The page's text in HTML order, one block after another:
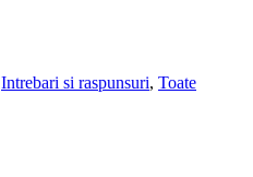
Intrebari si raspunsuri, Toate